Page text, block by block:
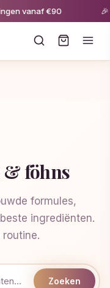
vanaf €90 🎉
föhns
formules,
ingrediënten.
Zoeken